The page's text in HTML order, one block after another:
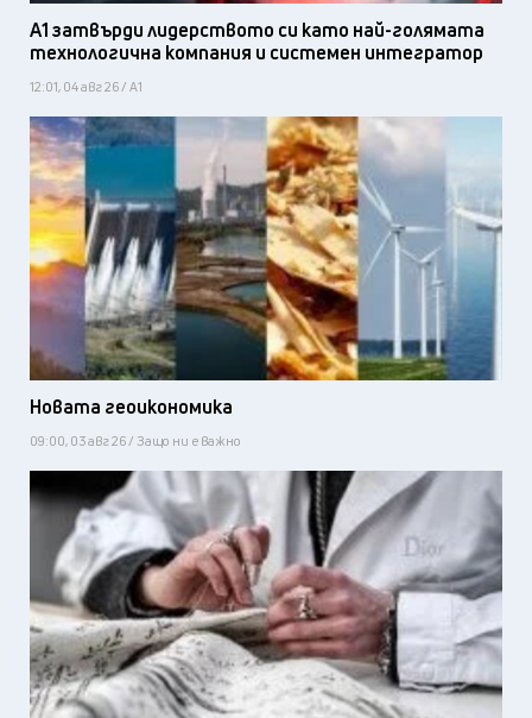
А1 затвърди лидерството си като най-голямата
технологична компания и системен интегратор
12:01, 04 авг 26 / А1
Новата геоикономика
09:00, 03 авг 26 / Защо ни е важно